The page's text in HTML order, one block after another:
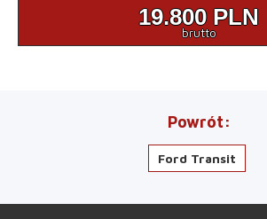
19.800 PLN
brutto
Powrót
Ford Transit